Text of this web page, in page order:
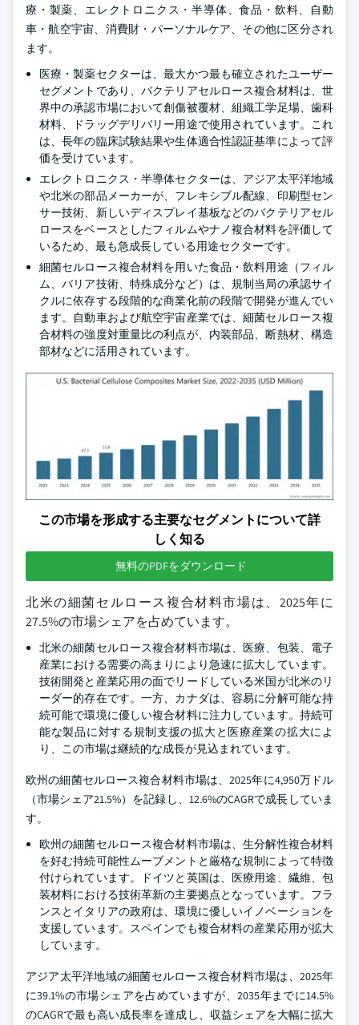
療・製薬、エレクトロニクス・半導体、食品・飲料、自動
車・航空宇宙、消費財・パーソナルケア、その他に区分され
ます。
医療・製薬セクターは、最大かつ最も確立されたユーザー
セグメントであり、バクテリアセルロース複合材料は、世
界中の承認市場において創傷被覆材、組織工学足場、歯科
材料、ドラッグデリバリー用途で使用されています。これ
は、長年の臨床試験結果や生体適合性認証基準によって評
価を受けています。
エレクトロニクス・半導体セクターは、アジア太平洋地域
や北米の部品メーカーが、フレキシブル配線、印刷型セン
サー技術、新しいディスプレイ基板などのバクテリアセル
ロースをベースとしたフィルムやナノ複合材料を評価して
いるため、最も急成長している用途セクターです。
細菌セルロース複合材料を用いた食品・飲料用途（フィル
ム、バリア技術、特殊成分など）は、規制当局の承認サイ
クルに依存する段階的な商業化前の段階で開発が進んでい
ます。自動車および航空宇宙産業では、細菌セルロース複
合材料の強度対重量比の利点が、内装部品、断熱材、構造
部材などに活用されています。
この市場を形成する主要なセグメントについて詳
しく知る
無料のPDFをダウンロード
北米の細菌セルロース複合材料市場は、2025年に
27.5%の市場シェアを占めています。
北米の細菌セルロース複合材料市場は、医療、包装、電子
産業における需要の高まりにより急速に拡大しています。
技術開発と産業応用の面でリードしている米国が北米のリ
ーダー的存在です。一方、カナダは、容易に分解可能な持
続可能で環境に優しい複合材料に注力しています。持続可
能な製品に対する規制支援の拡大と医療産業の拡大によ
り、この市場は継続的な成長が見込まれています。
欧州の細菌セルロース複合材料市場は、2025年に4,950万ドル
（市場シェア21.5%）を記録し、12.6%のCAGRで成長していま
す。
欧州の細菌セルロース複合材料市場は、生分解性複合材料
を好む持続可能性ムーブメントと厳格な規制によって特徴
付けられています。ドイツと英国は、医療用途、繊維、包
装材料における技術革新の主要拠点となっています。フラ
ンスとイタリアの政府は、環境に優しいイノベーションを
支援しています。スペインでも複合材料の産業応用が拡大
しています。
アジア太平洋地域の細菌セルロース複合材料市場は、2025年
に39.1%の市場シェアを占めていますが、2035年までに14.5%
のCAGRで最も高い成長率を達成し、収益シェアを大幅に拡大